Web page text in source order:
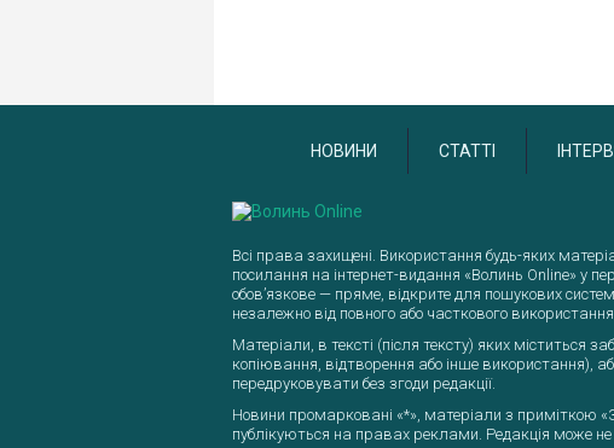
НОВИНИ СТАТТІ
Всі права захищені. Використання будь-яких
посилання на інтернет-видання «Волинь Online» у
обов’язкове — пряме, відкрите для пошукових
незалежно від повного або часткового
Матеріали, в тексті (після тексту) яких міститься
копіювання, відтворення або інше використання),
передруковувати без згоди редакції.
Новини промарковані «*», матеріали з приміткою
публікуються на правах реклами. Редакція може не
Повідомити про помилку
Текст, який буде надіслано нашим